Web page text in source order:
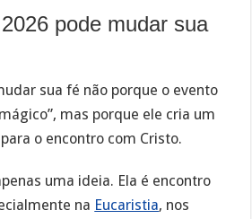
pode mudar sua
sua fé não porque o evento
mas porque ele cria um
o encontro com Cristo.
uma ideia. Ela é encontro
na Eucaristia, nos